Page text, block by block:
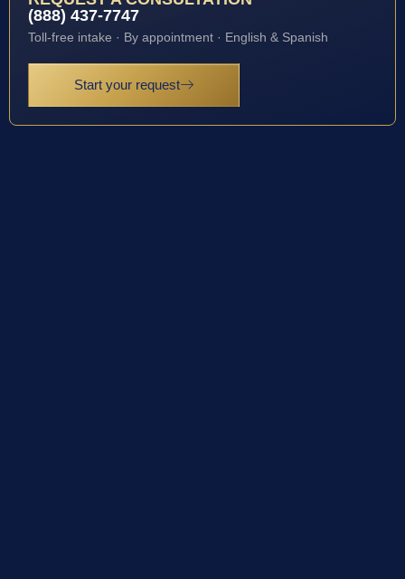
(888) 437-7747
Toll-free intake · By appointment · English & Spanish
Start your request